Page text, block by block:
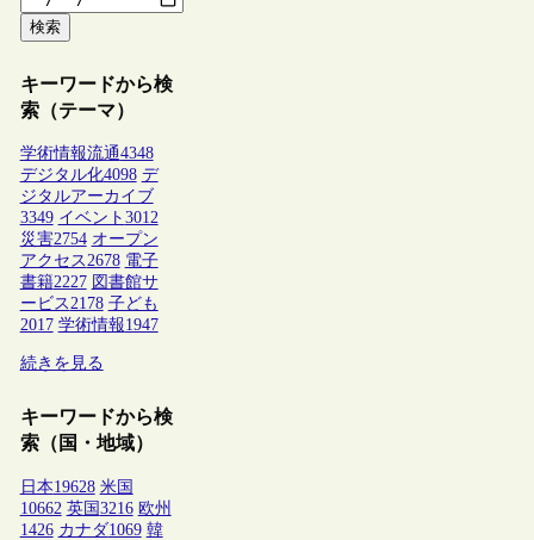
検索
キーワードから検
索（テーマ）
学術情報流通4348
デジタル化4098 デ
ジタルアーカイブ
3349 イベント 3012
災害2754 オープン
アクセス2678 電子
書籍2227 図書館サ
ービス2178 子ども
2017 学術情報1947
続きを見る
キーワードから検
索（国・地域）
日本19628 米国
10662 英国3216 欧州
1426 カナダ1069 韓